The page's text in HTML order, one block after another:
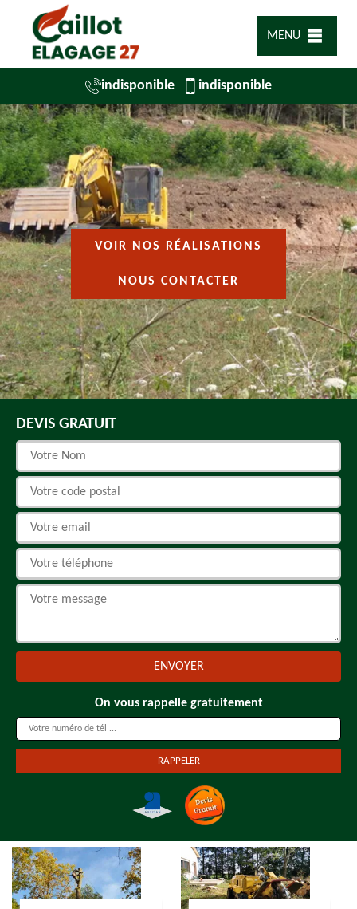
MENU
indisponible indisponible
VOIR NOS RÉALISATIONS
NOUS CONTACTER
DEVIS GRATUIT
On vous rappelle gratuitement